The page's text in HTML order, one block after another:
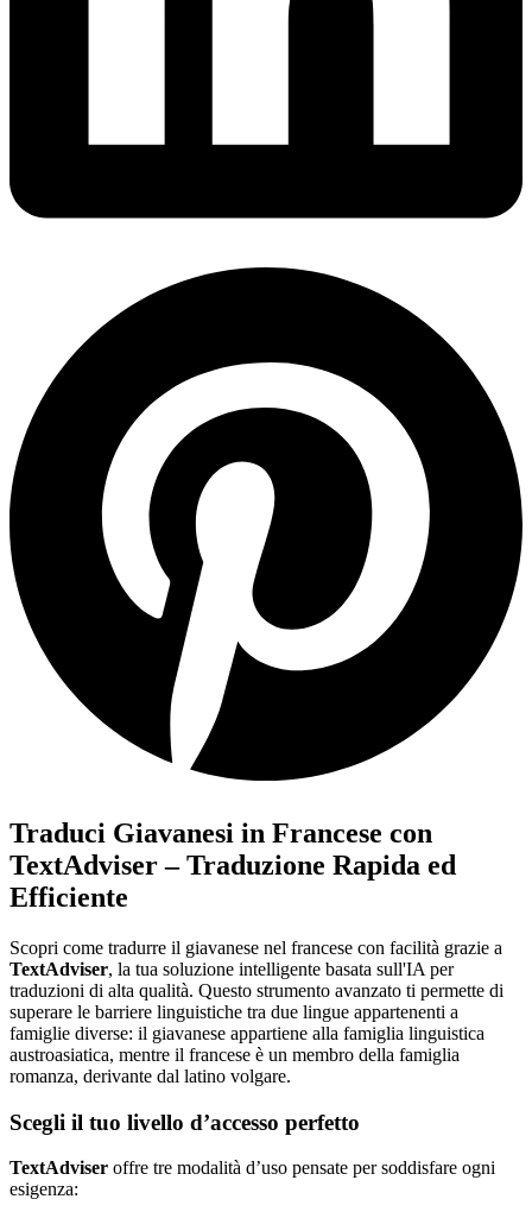
Traduci Giavanesi in Francese con
TextAdviser – Traduzione Rapida ed
Efficiente
Scopri come tradurre il giavanese nel francese con facilità grazie a
TextAdviser, la tua soluzione intelligente basata sull'IA per
traduzioni di alta qualità. Questo strumento avanzato ti permette di
superare le barriere linguistiche tra due lingue appartenenti a
famiglie diverse: il giavanese appartiene alla famiglia linguistica
austroasiatica, mentre il francese è un membro della famiglia
romanza, derivante dal latino volgare.
Scegli il tuo livello d’accesso perfetto
TextAdviser offre tre modalità d’uso pensate per soddisfare ogni
esigenza: